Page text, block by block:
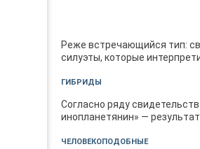
Реже встречающийся тип:
силуэты, которые
ГИБРИДЫ
Согласно ряду
инопланетянин» —
ЧЕЛОВЕКОПОДОБНЫЕ